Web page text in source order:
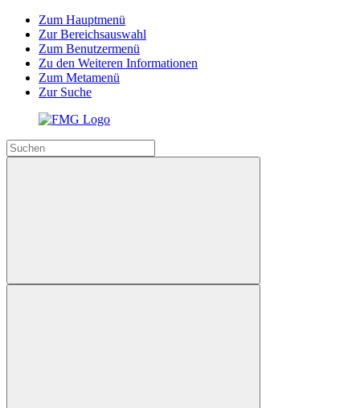
Zum Hauptmenü
Zur Bereichsauswahl
Zum Benutzermenü
Zu den Weiteren Informationen
Zum Metamenü
Zur Suche